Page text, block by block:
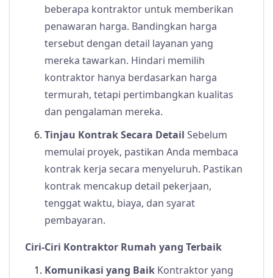
beberapa kontraktor untuk memberikan
penawaran harga. Bandingkan harga
tersebut dengan detail layanan yang
mereka tawarkan. Hindari memilih
kontraktor hanya berdasarkan harga
termurah, tetapi pertimbangkan kualitas
dan pengalaman mereka.
Tinjau Kontrak Secara Detail Sebelum
memulai proyek, pastikan Anda membaca
kontrak kerja secara menyeluruh. Pastikan
kontrak mencakup detail pekerjaan,
tenggat waktu, biaya, dan syarat
pembayaran.
Ciri-Ciri Kontraktor Rumah yang Terbaik
Komunikasi yang Baik Kontraktor yang